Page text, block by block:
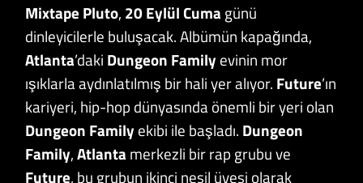
Mixtape Pluto, 20 Eylül Cuma günü
dinleyicilerle buluşacak. Albümün kapağında,
Atlanta’daki Dungeon Family evinin mor
ışıklarla aydınlatılmış bir hali yer alıyor. Future’ın
kariyeri, hip-hop dünyasında önemli bir yeri olan
Dungeon Family ekibi ile başladı. Dungeon
Family,Atlanta merkezli bir rap grubu ve
Future, bu grubun ikinci nesil üyesi olarak